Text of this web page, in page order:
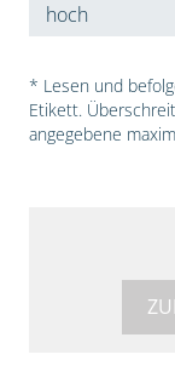
hoch
* Lesen und
Etikett.
angegebene